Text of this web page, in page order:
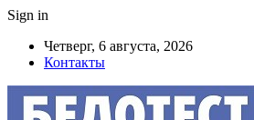
Sign in
Четверг, 6 августа, 2026
Контакты